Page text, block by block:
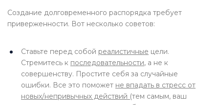
Создание долговременного распорядка требует
приверженности. Вот несколько советов:
Ставьте перед собой реалистичные цели.
Стремитесь к последовательности, а не к
совершенству. Простите себя за случайные
ошибки. Все это поможет не впадать в стресс от
новых/непривычных действий (тем самым, ваш